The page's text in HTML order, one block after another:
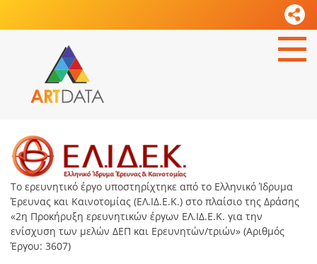
Το ερευνητικό έργο υποστηρίχτηκε από το Ελληνικό Ίδρυμα
Έρευνας και Καινοτομίας (ΕΛ.ΙΔ.Ε.Κ.) στο πλαίσιο της Δράσης
«2η Προκήρυξη ερευνητικών έργων ΕΛ.ΙΔ.Ε.Κ. για την
ενίσχυση των μελών ΔΕΠ και Ερευνητών/τριών» (Αριθμός
Έργου: 3607)